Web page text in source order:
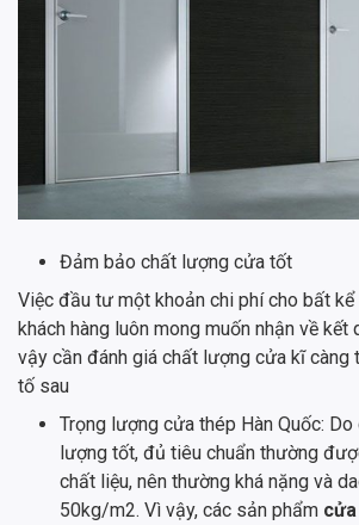
Đảm bảo chất lượng cửa tốt
Việc đầu tư một khoản chi phí cho bất kể
khách hàng luôn mong muốn nhận về kết
vậy cần đánh giá chất lượng cửa kĩ càng
tố sau
Trọng lượng cửa thép Hàn Quốc:
lượng tốt, đủ tiêu chuẩn thường
chất liệu, nên thường khá nặng và
50kg/m2. Vì vậy, các sản phẩm